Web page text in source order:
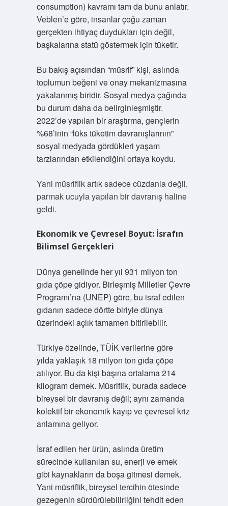
consumption) kavramı tam da bunu anlatır.
Veblen’e göre, insanlar çoğu zaman
gerçekten ihtiyaç duydukları için değil,
başkalarına statü göstermek için tüketir.
Bu bakış açısından “müsrif” kişi, aslında
toplumun beğeni ve onay mekanizmasına
yakalanmış biridir. Sosyal medya çağında
bu durum daha da belirginleşmiştir.
2022’de yapılan bir araştırma, gençlerin
%68’inin “lüks tüketim davranışlarının”
sosyal medyada gördükleri yaşam
tarzlarından etkilendiğini ortaya koydu.
Yani müsriflik artık sadece cüzdanla değil,
parmak ucuyla yapılan bir davranış haline
geldi.
Ekonomik ve Çevresel Boyut: İsrafın
Bilimsel Gerçekleri
Dünya genelinde her yıl 931 milyon ton
gıda çöpe gidiyor. Birleşmiş Milletler Çevre
Programı’na (UNEP) göre, bu israf edilen
gıdanın sadece dörtte biriyle dünya
üzerindeki açlık tamamen bitirilebilir.
Türkiye özelinde, TÜİK verilerine göre
yılda yaklaşık 18 milyon ton gıda çöpe
atılıyor. Bu da kişi başına ortalama 214
kilogram demek. Müsriflik, burada sadece
bireysel bir davranış değil; aynı zamanda
kolektif bir ekonomik kayıp ve çevresel kriz
anlamına geliyor.
İsraf edilen her ürün, aslında üretim
sürecinde kullanılan su, enerji ve emek
gibi kaynakların da boşa gitmesi demek.
Yani müsriflik, bireysel tercihin ötesinde
gezegenin sürdürülebilirliğini tehdit eden